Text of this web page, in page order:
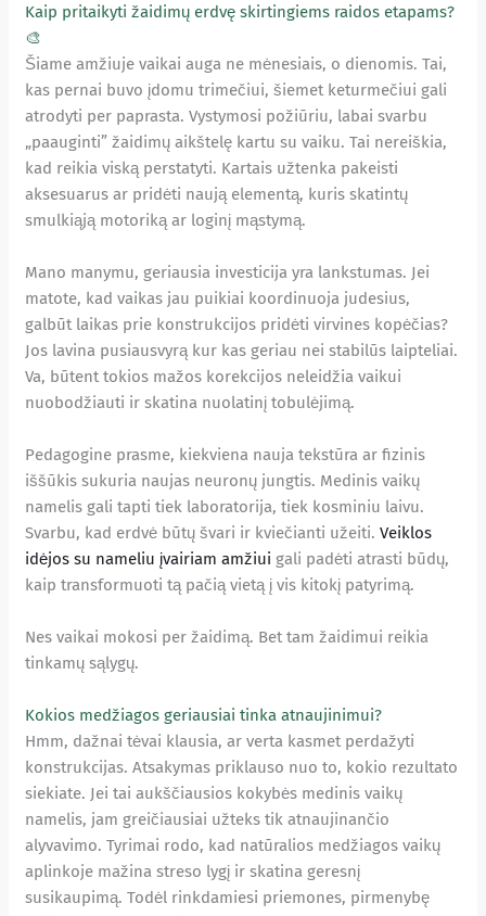
Kaip pritaikyti žaidimų erdvę skirtingiems raidos etapams?
🎨
Šiame amžiuje vaikai auga ne mėnesiais, o dienomis. Tai,
kas pernai buvo įdomu trimečiui, šiemet keturmečiui gali
atrodyti per paprasta. Vystymosi požiūriu, labai svarbu
„paauginti” žaidimų aikštelę kartu su vaiku. Tai nereiškia,
kad reikia viską perstatyti. Kartais užtenka pakeisti
aksesuarus ar pridėti naują elementą, kuris skatintų
smulkiąją motoriką ar loginį mąstymą.
Mano manymu, geriausia investicija yra lankstumas. Jei
matote, kad vaikas jau puikiai koordinuoja judesius,
galbūt laikas prie konstrukcijos pridėti virvines kopėčias?
Jos lavina pusiausvyrą kur kas geriau nei stabilūs laipteliai.
Va, būtent tokios mažos korekcijos neleidžia vaikui
nuobodžiauti ir skatina nuolatinį tobulėjimą.
Pedagogine prasme, kiekviena nauja tekstūra ar fizinis
iššūkis sukuria naujas neuronų jungtis. Medinis vaikų
namelis gali tapti tiek laboratorija, tiek kosminiu laivu.
Svarbu, kad erdvė būtų švari ir kviečianti užeiti.Veiklos
idėjos su nameliu įvairiam amžiui gali padėti atrasti būdų,
kaip transformuoti tą pačią vietą į vis kitokį patyrimą.
Nes vaikai mokosi per žaidimą. Bet tam žaidimui reikia
tinkamų sąlygų.
Kokios medžiagos geriausiai tinka atnaujinimui?
Hmm, dažnai tėvai klausia, ar verta kasmet perdažyti
konstrukcijas. Atsakymas priklauso nuo to, kokio rezultato
siekiate. Jei tai aukščiausios kokybės medinis vaikų
namelis, jam greičiausiai užteks tik atnaujinančio
alyvavimo. Tyrimai rodo, kad natūralios medžiagos vaikų
aplinkoje mažina streso lygį ir skatina geresnį
susikaupimą. Todėl rinkdamiesi priemones, pirmenybę